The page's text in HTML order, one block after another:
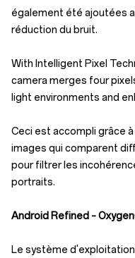
également été ajoutées
réduction du bruit.
With Intelligent Pixel
camera merges four
light environments and
Ceci est accompli grâce
images qui comparent
pour filtrer les
portraits.
Android Refined –
Le système